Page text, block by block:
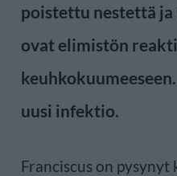
poistettu nestettä
ovat elimistön
uusi infektio.
Franciscus on pysynyt